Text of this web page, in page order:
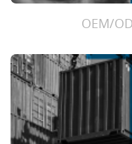
ОЕМ/